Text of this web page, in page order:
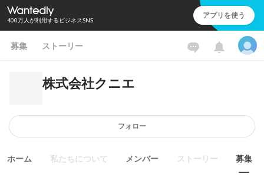
400万人が利用するビジネスSNS アプリを使う
募集 ストーリー
株式会社クニエ
フォロー
ホーム 私たちについて メンバー ストーリー 募集